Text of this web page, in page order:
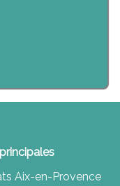
Aix-en-Provence